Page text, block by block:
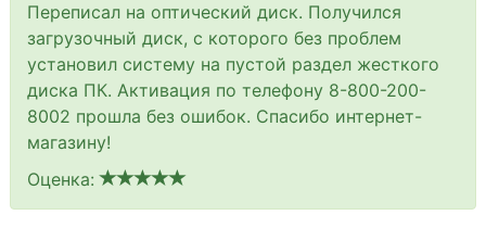
Переписал на оптический диск. Получился
загрузочный диск, с которого без проблем
установил систему на пустой раздел жесткого
диска ПК. Активация по телефону 8-800-200-
8002 прошла без ошибок. Спасибо интернет-
магазину!
Оценка: